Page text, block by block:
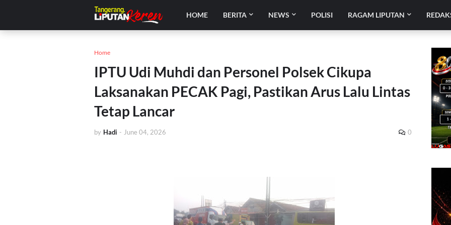
HOME BERITA NEWS POLISI RAGAM LIPUTAN
Home
IPTU Udi Muhdi dan Personel Polsek Cikupa
Laksanakan PECAK Pagi, Pastikan Arus Lalu Lintas
Tetap Lancar
by Hadi - June 04, 2026 0